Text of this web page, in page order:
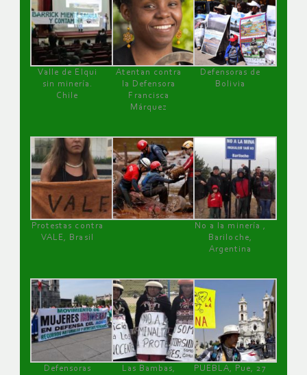
Valle de Elqui
sin minería.
Chile
Atentan contra
la Defensora
Francisca
Márquez
Defensoras de
Bolivia
Protestas contra
VALE, Brasil
No a la minería ,
Bariloche,
Argentina
Defensoras
Las Bambas,
PUEBLA, Pue, 27